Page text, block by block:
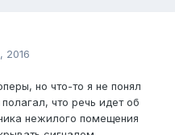
2016
но что-то я не понял
что речь идет об
нежилого помещения